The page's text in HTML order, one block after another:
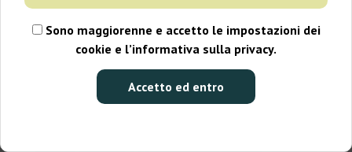
Sono maggiorenne e accetto le impostazioni dei
cookie e l’informativa sulla privacy.
Accetto ed entro